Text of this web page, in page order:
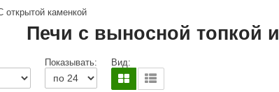
открытой каменкой
Печи с выносной топкой
Показывать: Вид: